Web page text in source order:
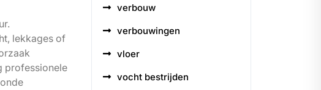
lekkages of
professionele
verbouw
verbouwingen
vloer
vocht bestrijden